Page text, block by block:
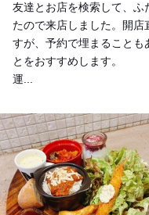
友達とお店を検索して、ふ
たので来店しました。開
すが、予約で埋まることも
とをおすすめします。
運...